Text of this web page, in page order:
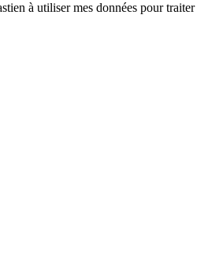
à utiliser mes données pour traiter